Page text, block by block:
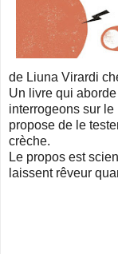
de Liuna Virardi
Un livre qui
interrogeons sur
propose de le
crèche.
Le propos est
laissent rêveur